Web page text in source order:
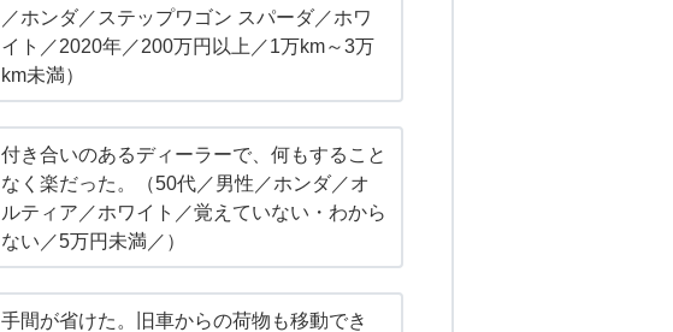
／ホンダ／ステップワゴン スパーダ／ホワ
イト／2020年／200万円以上／1万km～3万
km未満）
付き合いのあるディーラーで、何もすること
なく楽だった。（50代／男性／ホンダ／オ
ルティア／ホワイト／覚えていない・わから
ない／5万円未満／）
手間が省けた。旧車からの荷物も移動でき